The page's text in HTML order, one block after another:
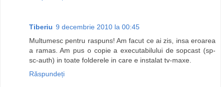
Tiberiu 9 decembrie 2010 la 00:45
Multumesc pentru raspuns! Am facut ce ai zis, insa eroarea
a ramas. Am pus o copie a executabilului de sopcast (sp-
sc-auth) in toate folderele in care e instalat tv-maxe.
Răspundeți